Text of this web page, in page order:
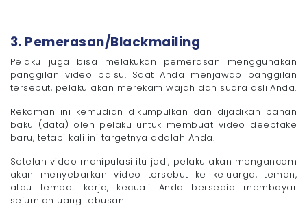
3. Pemerasan/Blackmailing
Pelaku juga bisa melakukan pemerasan menggunakan
panggilan video palsu. Saat Anda menjawab panggilan
tersebut, pelaku akan merekam wajah dan suara asli Anda.
Rekaman ini kemudian dikumpulkan dan dijadikan bahan
baku (data) oleh pelaku untuk membuat video deepfake
baru, tetapi kali ini targetnya adalah Anda.
Setelah video manipulasi itu jadi, pelaku akan mengancam
akan menyebarkan video tersebut ke keluarga, teman,
atau tempat kerja, kecuali Anda bersedia membayar
sejumlah uang tebusan.